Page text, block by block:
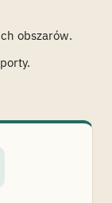
obszarów.